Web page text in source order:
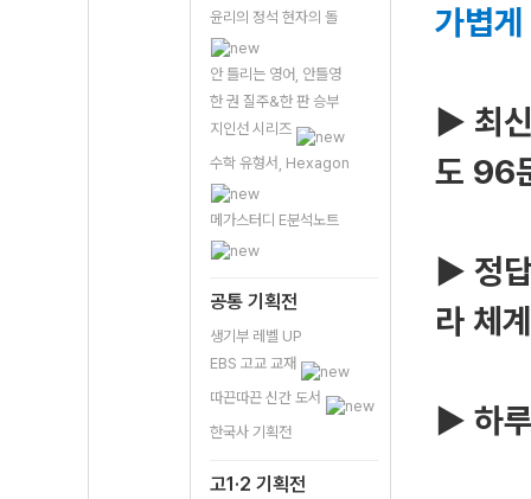
윤리의 정석 현자의 돌
안 틀리는 영어, 안틀영
한 권 질주&한 판 승부
지인선 시리즈
수학 유형서, Hexagon
메가스터디 E분석노트
공통 기획전
생기부 레벨 UP
EBS 고교 교재
따끈따끈 신간 도서
한국사 기획전
고1·2 기획전
가볍
▶ 최
도 96
▶ 정
라 체
▶ 하